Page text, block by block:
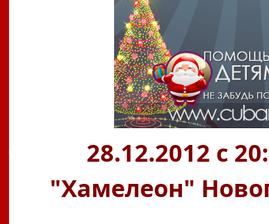
28.12.2012 с
"Хамелеон"